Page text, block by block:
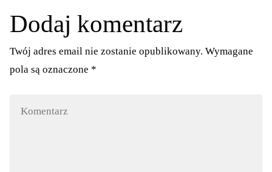
Dodaj komentarz
Twój adres email nie zostanie opublikowany. Wymagane
pola są oznaczone *